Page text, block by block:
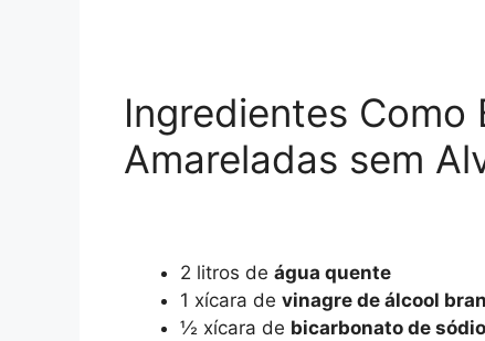
Ingredientes Como
Amareladas sem
2 litros de água quente
1 xícara de vinagre de álcool
½ xícara de bicarbonato de sódio